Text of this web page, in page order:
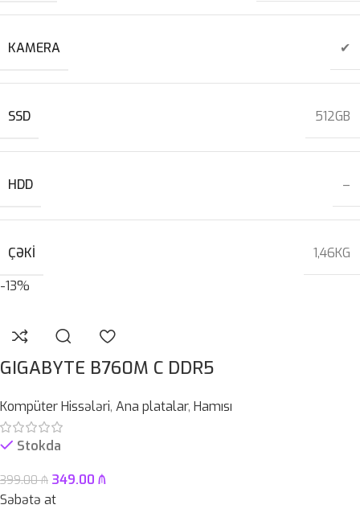
KAMERA ✔
SSD 512GB
HDD –
ÇƏKI
1,46KG
-13%
GIGABYTE B760M C DDR5
Kompüter Hissələri, Ana platalar, Hamısı
Stokda
399.00₼ 349.00 ₼
Səbətə at